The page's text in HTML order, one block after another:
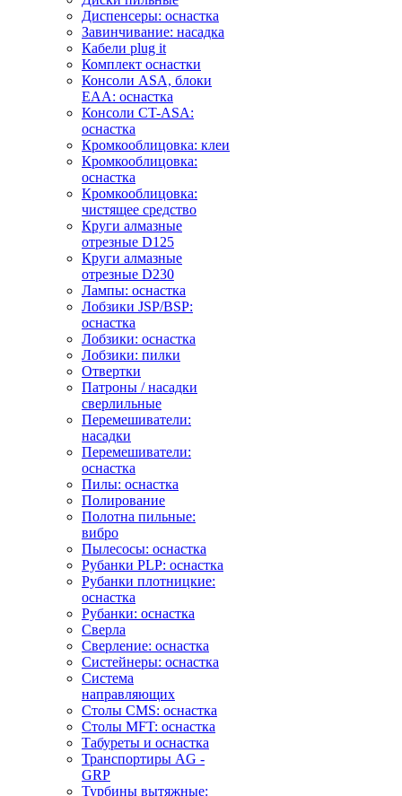
Диспенсеры: оснастка
Завинчивание: насадка
Кабели plug it
Комплект оснастки
Консоли ASA, блоки
EAA: оснастка
Консоли CT-ASA:
оснастка
Кромкооблицовка: клеи
Кромкооблицовка:
оснастка
Кромкооблицовка:
чистящее средство
Круги алмазные
отрезные D125
Круги алмазные
отрезные D230
Лампы: оснастка
Лобзики JSP/BSP:
оснастка
Лобзики: оснастка
Лобзики: пилки
Отвертки
Патроны / насадки
сверлильные
Перемешиватели:
насадки
Перемешиватели:
оснастка
Пилы: оснастка
Полирование
Полотна пильные:
вибро
Пылесосы: оснастка
Рубанки PLP: оснастка
Рубанки плотницкие:
оснастка
Рубанки: оснастка
Сверла
Сверление: оснастка
Систейнеры: оснастка
Система
направляющих
Столы CMS: оснастка
Столы MFT: оснастка
Табуреты и оснастка
Транспортиры AG -
GRP
Турбины вытяжные: